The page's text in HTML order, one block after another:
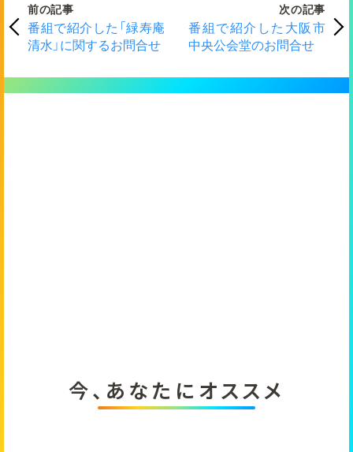
前の記事
番組で紹介した「緑寿庵
清水」に関するお問合せ
次の記事
番組で紹介した大阪市
中央公会堂のお問合せ
今、あなたにオススメ